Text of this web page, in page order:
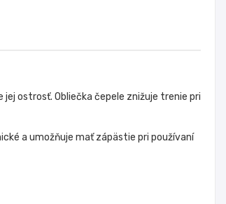
ostrosť. Obliečka čepele znižuje trenie pri
a umožňuje mať zápästie pri používaní